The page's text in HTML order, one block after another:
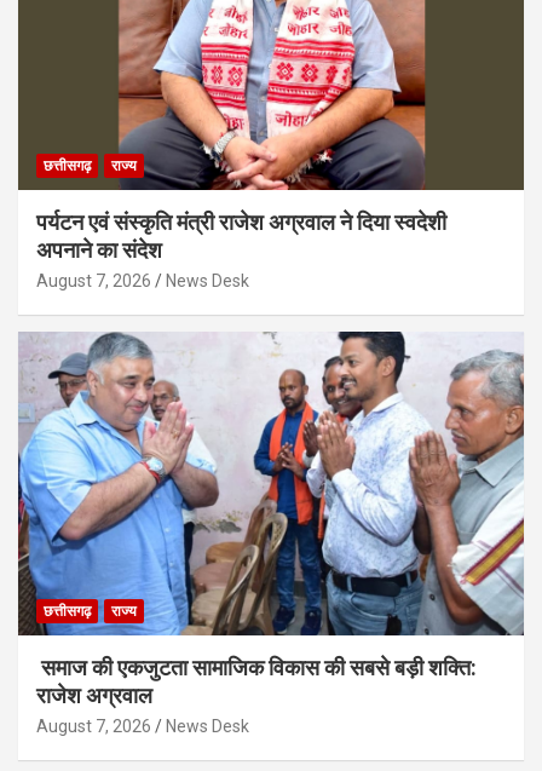
छत्तीसगढ़ राज्य
पर्यटन एवं संस्कृति मंत्री राजेश अग्रवाल ने दिया स्वदेशी
अपनाने का संदेश
August 7, 2026 News Desk
छत्तीसगढ़ राज्य
समाज की एकजुटता सामाजिक विकास की सबसे बड़ी शक्ति:
राजेश अग्रवाल
August 7, 2026 News Desk